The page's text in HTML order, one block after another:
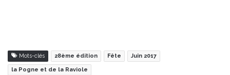
Mots-clés 28ème édition Fête Juin 2017
la Pogne et de la Raviole